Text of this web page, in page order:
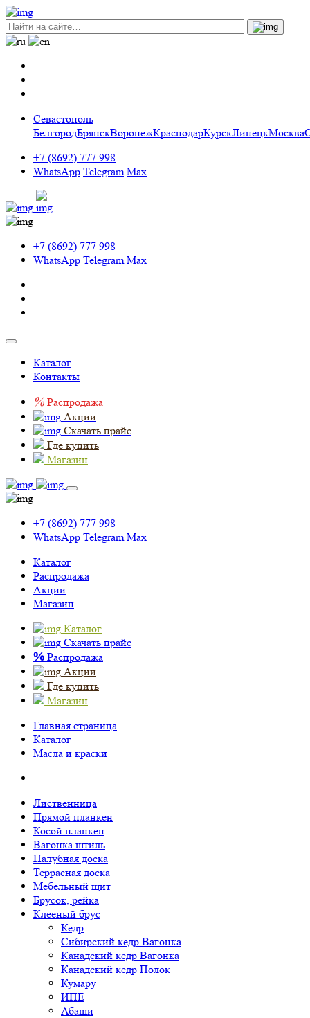
Севастополь
БелгородБрянскВоронежКраснодарКурскЛипецкМосква
+7 (8692) 777 998
WhatsApp Telegram Max
+7 (8692) 777 998
WhatsApp Telegram Max
Каталог
Контакты
% Распродажа
Акции
Скачать прайс
Где купить
Магазин
+7 (8692) 777 998
WhatsApp Telegram Max
Каталог
Распродажа
Акции
Магазин
Каталог
Скачать прайс
% Распродажа
Акции
Где купить
Магазин
Главная страница
Каталог
Масла и краски
Лиственница
Прямой планкен
Косой планкен
Вагонка штиль
Палубная доска
Террасная доска
Мебельный щит
Брусок, рейка
Клееный брус
Кедр
Сибирский кедр Вагонка
Канадский кедр Вагонка
Канадский кедр Полок
Кумару
ИПЕ
Абаши